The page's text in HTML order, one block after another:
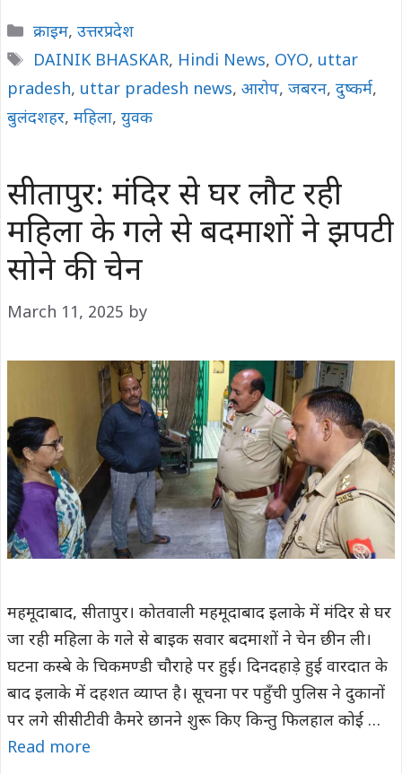
Categories
क्राइम, उत्तरप्रदेश
Tags
DAINIK BHASKAR, Hindi News, OYO, uttar
pradesh, uttar pradesh news, आरोप, जबरन, दुष्कर्म,
बुलंदशहर, महिला, युवक
सीतापुर: मंदिर से घर लौट रही
महिला के गले से बदमाशों ने झपटी
सोने की चेन
March 11, 2025 by
महमूदाबाद, सीतापुर। कोतवाली महमूदाबाद इलाके में मंदिर से घर
जा रही महिला के गले से बाइक सवार बदमाशों ने चेन छीन ली।
घटना कस्बे के चिकमण्डी चौराहे पर हुई। दिनदहाड़े हुई वारदात के
बाद इलाके में दहशत व्याप्त है। सूचना पर पहुॅंची पुलिस ने दुकानों
पर लगे सीसीटीवी कैमरे छानने शुरू किए किन्तु फिलहाल कोई …
Read more